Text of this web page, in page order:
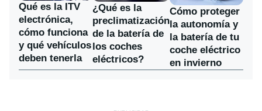
Qué es la ITV
electrónica,
cómo funciona
y qué vehículos
deben tenerla
¿Qué es la
preclimatización
de la batería de
los coches
eléctricos?
Cómo proteger
la autonomía y
la batería de tu
coche eléctrico
en invierno